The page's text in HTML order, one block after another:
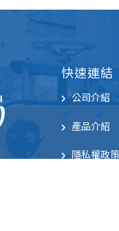
快速連結
公司介紹
產品介紹
隱私權政策